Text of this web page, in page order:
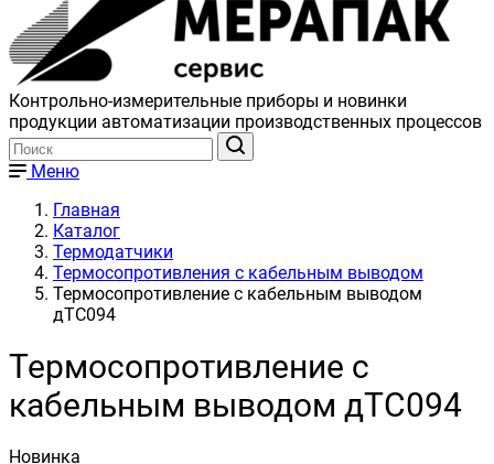
Контрольно-измерительные приборы и новинки
продукции автоматизации производственных процессов
Меню
Главная
Каталог
Термодатчики
Термосопротивления с кабельным выводом
Термосопротивление с кабельным выводом
дТС094
Термосопротивление с
кабельным выводом дТС094
Новинка